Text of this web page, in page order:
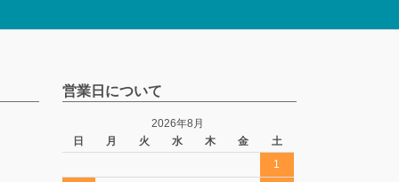
営業日について
2026年8月
日
月 火 水 木 金
土
1